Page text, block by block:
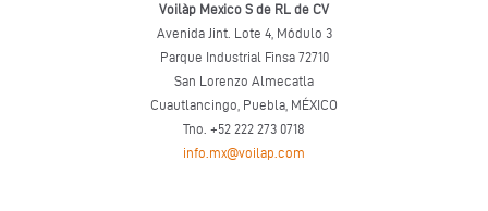
Voilàp Mexico S de RL de CV
Avenida Jint. Lote 4, Módulo 3
Parque Industrial Finsa 72710
San Lorenzo Almecatla
Cuautlancingo, Puebla, MÉXICO
Tno. +52 222 273 0718
info.mx@voilap.com